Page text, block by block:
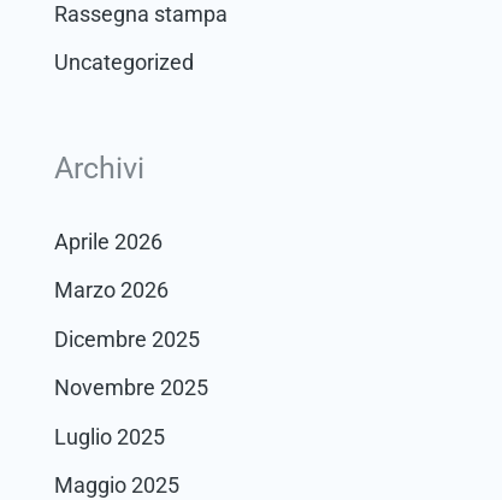
Rassegna stampa
Uncategorized
Archivi
Aprile 2026
Marzo 2026
Dicembre 2025
Novembre 2025
Luglio 2025
Maggio 2025